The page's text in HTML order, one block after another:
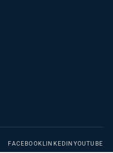
FACEBOOK LINKEDIN YOUTUBE